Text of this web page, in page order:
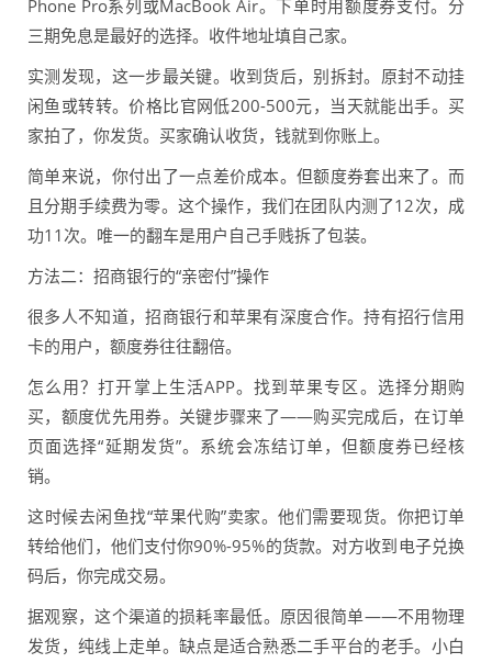
Phone Pro系列或MacBook Air。下单时用额度券支付。分
三期免息是最好的选择。收件地址填自己家。
实测发现，这一步最关键。收到货后，别拆封。原封不动挂
闲鱼或转转。价格比官网低200-500元，当天就能出手。买
家拍了，你发货。买家确认收货，钱就到你账上。
简单来说，你付出了一点差价成本。但额度券套出来了。而
且分期手续费为零。这个操作，我们在团队内测了12次，成
功11次。唯一的翻车是用户自己手贱拆了包装。
方法二：招商银行的“亲密付”操作
很多人不知道，招商银行和苹果有深度合作。持有招行信用
卡的用户，额度券往往翻倍。
怎么用？打开掌上生活APP。找到苹果专区。选择分期购
买，额度优先用券。关键步骤来了——购买完成后，在订单
页面选择“延期发货”。系统会冻结订单，但额度券已经核
销。
这时候去闲鱼找“苹果代购”卖家。他们需要现货。你把订单
转给他们，他们支付你90%-95%的货款。对方收到电子兑换
码后，你完成交易。
据观察，这个渠道的损耗率最低。原因很简单——不用物理
发货，纯线上走单。缺点是适合熟悉二手平台的老手。小白